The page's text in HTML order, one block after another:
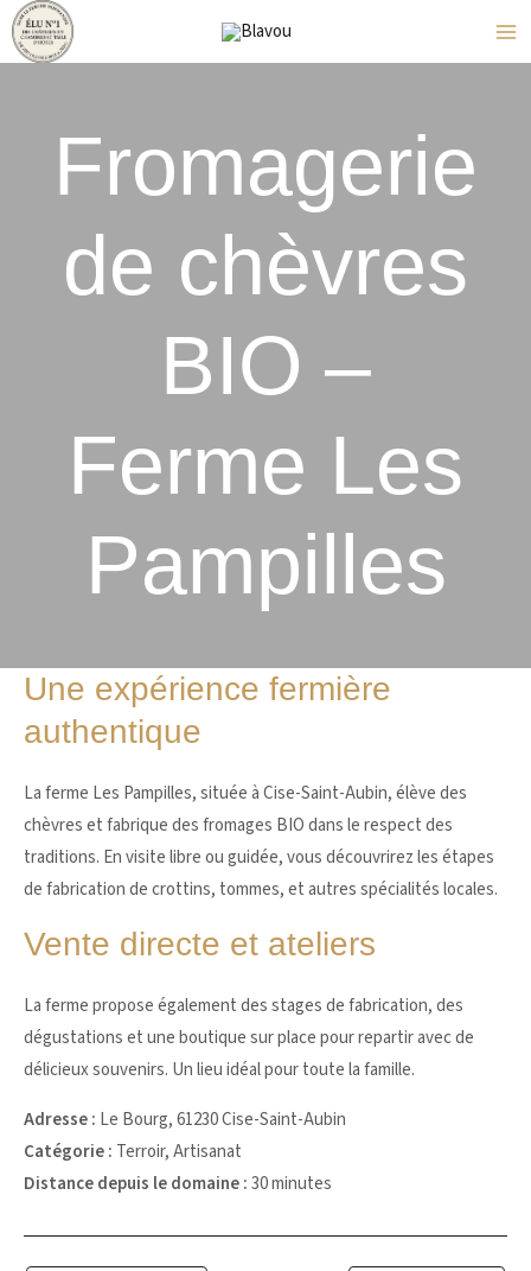
Aller
au
Fromagerie
de chèvres
BIO –
Ferme Les
Pampilles
Une expérience fermière
authentique
La ferme Les Pampilles, située à Cise-Saint-Aubin, élève des
chèvres et fabrique des fromages BIO dans le respect des
traditions. En visite libre ou guidée, vous découvrirez les étapes
de fabrication de crottins, tommes, et autres spécialités locales.
Vente directe et ateliers
La ferme propose également des stages de fabrication, des
dégustations et une boutique sur place pour repartir avec de
délicieux souvenirs. Un lieu idéal pour toute la famille.
Adresse : Le Bourg, 61230 Cise-Saint-Aubin
Catégorie : Terroir, Artisanat
Distance depuis le domaine :30 minutes
Navigation
des